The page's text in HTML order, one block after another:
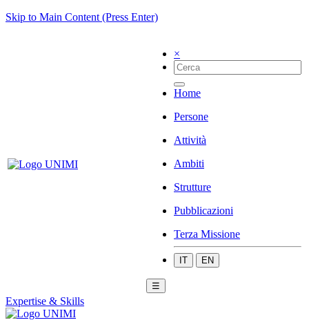
Skip to Main Content (Press Enter)
×
Home
Persone
Attività
Ambiti
Strutture
Pubblicazioni
Terza Missione
IT EN
☰
Expertise & Skills